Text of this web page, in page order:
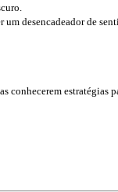
desencadeador de